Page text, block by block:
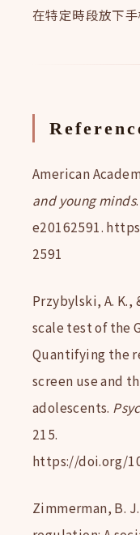
在特定時段放下
American
and young minds
e20162591.
2591
Przybylski, A. K.,
scale test of the
Quantifying the
screen use and
adolescents.
215.
https://doi.org/
Zimmerman, B.